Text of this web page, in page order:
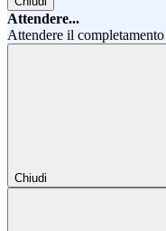
Attendere...
Attendere il
Chiudi